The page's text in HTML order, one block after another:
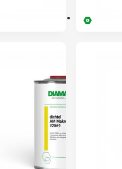
0.25L – DIAMANT
37,83